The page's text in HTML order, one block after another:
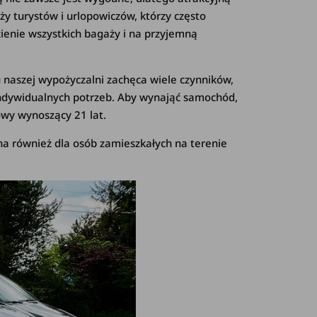
turystów i urlopowiczów, którzy często
wszystkich bagaży i na przyjemną
wypożyczalni zachęca wiele czynników,
potrzeb. Aby wynająć samochód,
wynoszący 21 lat.
również dla osób zamieszkałych na terenie